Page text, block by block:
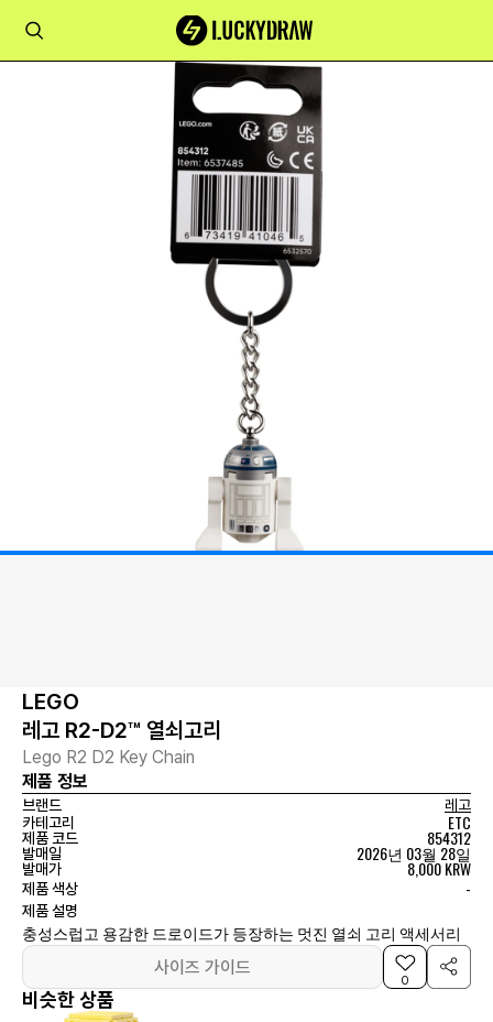
LEGO
레고 R2-D2™ 열쇠고리
Lego R2 D2 Key Chain
제품 정보
브랜드
레고
카테고리
ETC
제품 코드 854312
발매일 2026년 03월 28일
발매가 8,000 KRW
제품 색상 -
제품 설명
충성스럽고 용감한 드로이드가 등장하는 멋진 열쇠 고리 액세서리
사이즈 가이드
0
비슷한 상품